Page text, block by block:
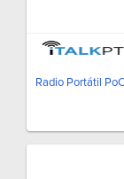
Radio Portátil